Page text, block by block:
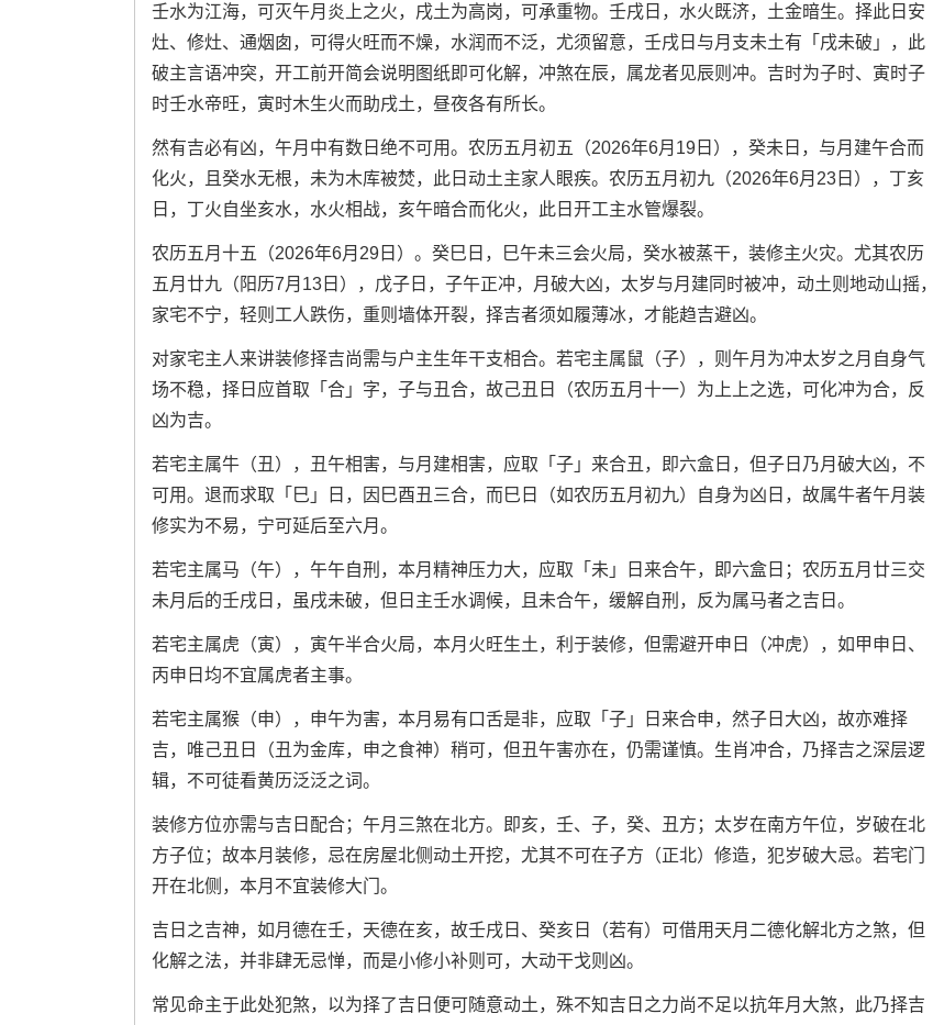
壬水为江海，可灭午月炎上之火，戌土为高岗，可承重物。壬戌日，水火既济，土金暗生。择此日安
灶、修灶、通烟囱，可得火旺而不燥，水润而不泛，尤须留意，壬戌日与月支未土有「戌未破」，此
破主言语冲突，开工前开简会说明图纸即可化解，冲煞在辰，属龙者见辰则冲。吉时为子时、寅时子
时壬水帝旺，寅时木生火而助戌土，昼夜各有所长。
然有吉必有凶，午月中有数日绝不可用。农历五月初五（2026年6月19日），癸未日，与月建午合而
化火，且癸水无根，未为木库被焚，此日动土主家人眼疾。农历五月初九（2026年6月23日），丁亥
日，丁火自坐亥水，水火相战，亥午暗合而化火，此日开工主水管爆裂。
农历五月十五（2026年6月29日）。癸巳日，巳午未三会火局，癸水被蒸干，装修主火灾。尤其农历
五月廿九（阳历7月13日），戊子日，子午正冲，月破大凶，太岁与月建同时被冲，动土则地动山摇，
家宅不宁，轻则工人跌伤，重则墙体开裂，择吉者须如履薄冰，才能趋吉避凶。
对家宅主人来讲装修择吉尚需与户主生年干支相合。若宅主属鼠（子），则午月为冲太岁之月自身气
场不稳，择日应首取「合」字，子与丑合，故己丑日（农历五月十一）为上上之选，可化冲为合，反
凶为吉。
若宅主属牛（丑），丑午相害，与月建相害，应取「子」来合丑，即六盒日，但子日乃月破大凶，不
可用。退而求取「巳」日，因巳酉丑三合，而巳日（如农历五月初九）自身为凶日，故属牛者午月装
修实为不易，宁可延后至六月。
若宅主属马（午），午午自刑，本月精神压力大，应取「未」日来合午，即六盒日；农历五月廿三交
未月后的壬戌日，虽戌未破，但日主壬水调候，且未合午，缓解自刑，反为属马者之吉日。
若宅主属虎（寅），寅午半合火局，本月火旺生土，利于装修，但需避开申日（冲虎），如甲申日、
丙申日均不宜属虎者主事。
若宅主属猴（申），申午为害，本月易有口舌是非，应取「子」日来合申，然子日大凶，故亦难择
吉，唯己丑日（丑为金库，申之食神）稍可，但丑午害亦在，仍需谨慎。生肖冲合，乃择吉之深层逻
辑，不可徒看黄历泛泛之词。
装修方位亦需与吉日配合；午月三煞在北方。即亥，壬、子，癸、丑方；太岁在南方午位，岁破在北
方子位；故本月装修，忌在房屋北侧动土开挖，尤其不可在子方（正北）修造，犯岁破大忌。若宅门
开在北侧，本月不宜装修大门。
吉日之吉神，如月德在壬，天德在亥，故壬戌日、癸亥日（若有）可借用天月二德化解北方之煞，但
化解之法，并非肆无忌惮，而是小修小补则可，大动干戈则凶。
常见命主于此处犯煞，以为择了吉日便可随意动土，殊不知吉日之力尚不足以抗年月大煞，此乃择吉